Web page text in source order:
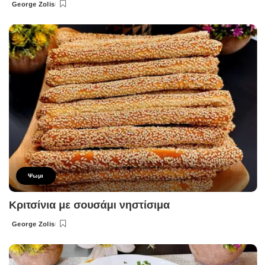
Posted
George Zolis
Ψωμι
Κριτσίνια με σουσάμι νηστίσιμα
Posted
George Zolis